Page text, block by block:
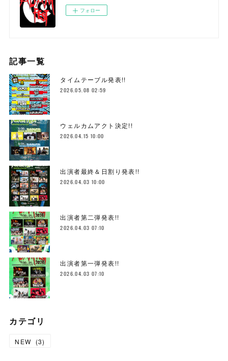
フォロー
記事一覧
タイムテーブル発表!!
2026.05.08 02:59
ウェルカムアクト決定!!
2026.04.15 10:00
出演者最終＆日割り発表!!
2026.04.03 10:00
出演者第二弾発表!!
2026.04.03 07:10
出演者第一弾発表!!
2026.04.03 07:10
カテゴリ
NEW (3)